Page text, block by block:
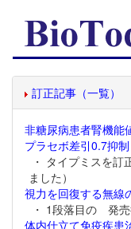
訂正記事（一覧）
非糖尿病患者腎機能
プラセボ差引0.7抑制
・ タイプミスを
ました）
視力を回復する無線
・ 1段落目の 発
体内仕立て免疫疾患